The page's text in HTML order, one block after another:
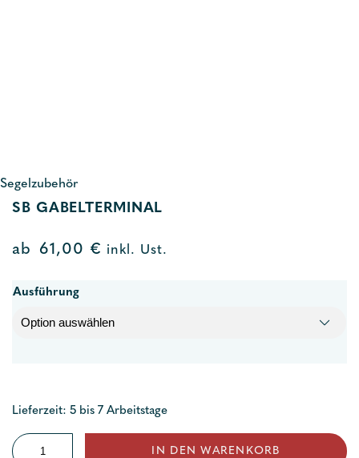
Segelzubehör
SB GABELTERMINAL
ab 61,00 € inkl. Ust.
Ausführung
Lieferzeit: 5 bis 7 Arbeitstage
SB
IN DEN WARENKORB